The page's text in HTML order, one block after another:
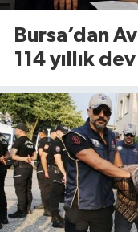
Bursa’dan
114 yıllık